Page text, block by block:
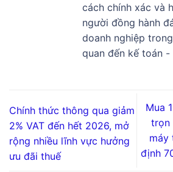
cách chính xác và
người đồng hành
doanh nghiệp
quan đến kế toán -
Chính thức thông qua giảm
2% VAT đến hết 2026, mở
rộng nhiều lĩnh vực hưởng
ưu đãi thuế
Mua
trọn
máy
định